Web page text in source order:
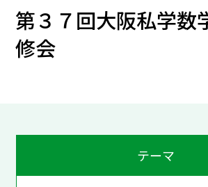
第３７回大阪私学数
修会
テーマ